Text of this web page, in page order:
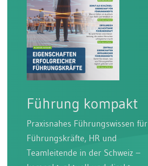
Führung kompakt
Praxisnahes Führungswissen für
Führungskräfte, HR und
Teamleitende in der Schweiz –